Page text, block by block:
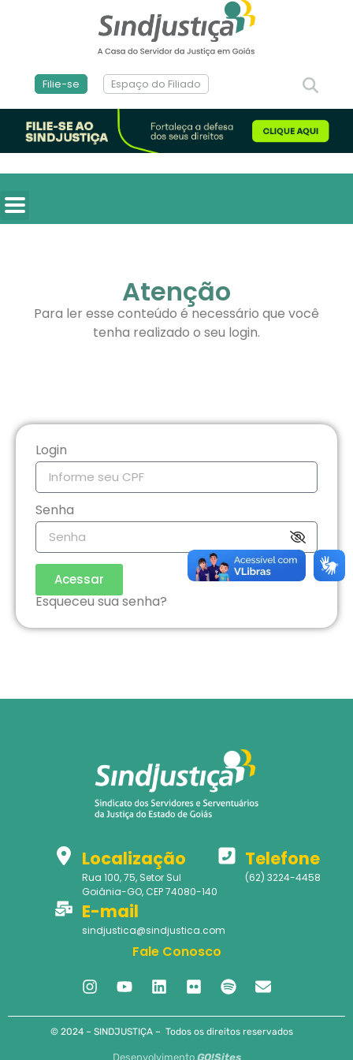
Filie-se Espaço do Filiado
Atenção
Para ler esse conteúdo é necessário que você
tenha realizado o seu login.
Login
Senha
Acessar
Esqueceu sua senha?
Localização
Rua 100, 75, Setor Sul
Goiânia-GO, CEP 74080-140
Telefone
(62) 3224-4458
E-mail
sindjustica@sindjustica.com
Fale Conosco
© 2024 – SINDJUSTIÇA – Todos os direitos reservados
Desenvolvimento GO!Sites